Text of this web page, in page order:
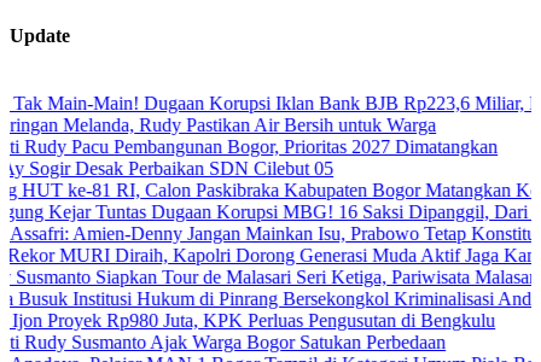
Update
Main! Dugaan Korupsi Iklan Bank BJB Rp223,6 Miliar, Para
Rudy Pastikan Air Bersih untuk Warga
Pembangunan Bogor, Prioritas 2027 Dimatangkan
Perbaikan SDN Cilebut 05
81 RI, Calon Paskibraka Kabupaten Bogor Matangkan Kesiapan
Tuntas Dugaan Korupsi MBG! 16 Saksi Dipanggil, Dari Tenaga
Denny Jangan Mainkan Isu, Prabowo Tetap Konstitusional
Diraih, Kapolri Dorong Generasi Muda Aktif Jaga Kamtibmas
Siapkan Tour de Malasari Seri Ketiga, Pariwisata Malasari Digenjot
Hukum di Pinrang Bersekongkol Kriminalisasi Andi Edi
Rp980 Juta, KPK Perluas Pengusutan di Bengkulu
Ajak Warga Bogor Satukan Perbedaan